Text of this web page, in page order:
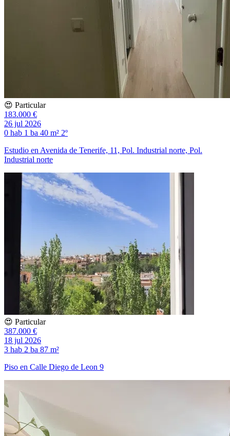
😍 Particular
183.000 €
26 jul 2026
0 hab 1 ba 40 m² 2º
Estudio en Avenida de Tenerife, 11, Pol. Industrial norte, Pol.
Industrial norte
😍 Particular
387.000 €
18 jul 2026
3 hab 2 ba 87 m²
Piso en Calle Diego de Leon 9